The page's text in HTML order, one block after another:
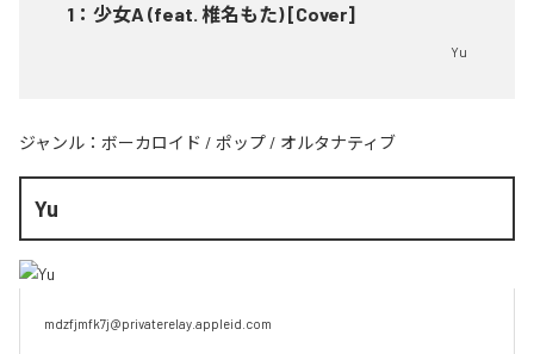
1 ： 少女A (feat. 椎名もた) [Cover]
Yu
ジャンル： ボーカロイド / ポップ / オルタナティブ
Yu
mdzfjmfk7j@privaterelay.appleid.com